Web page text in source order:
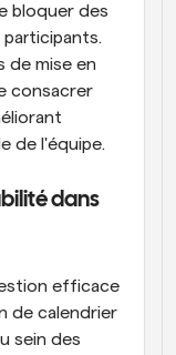
bloquer des
de mise en
consacrer
de l'équipe.
dans
efficace
de calendrier
sein des